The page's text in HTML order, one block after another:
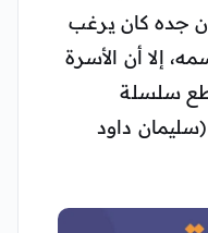
جده كان يرغب
إلا أن الأسرة
سلسلة
(سليمان داود